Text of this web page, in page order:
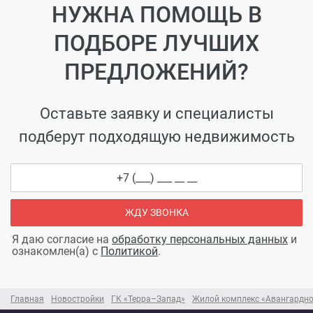
Главная Новостройки ГК «Терра–Запад» Жилой комплекс
НУЖНА ПОМОЩЬ В
ПОДБОРЕ ЛУЧШИХ
ПРЕДЛОЖЕНИЙ?
Оставьте заявку и специалисты
подберут подходящую недвижимость
ЖДУ ЗВОНКА
Я даю согласие на обработку персональных данных и
ознакомлен(а) с Политикой.